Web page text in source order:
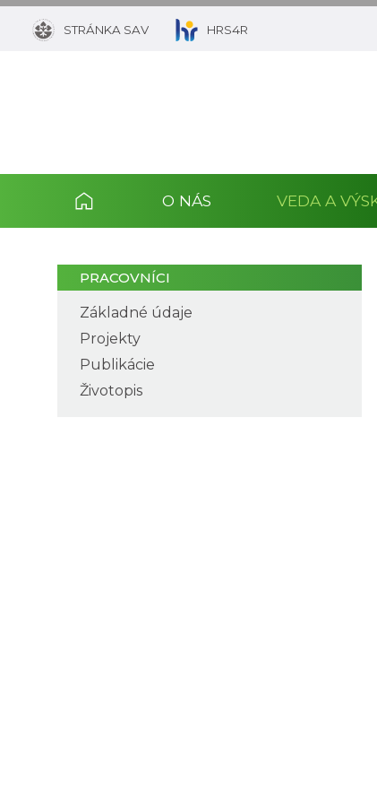
STRÁNKA SAV HRS4R
O NÁS VEDA A
PRACOVNÍCI
Základné údaje
Projekty
Publikácie
Životopis